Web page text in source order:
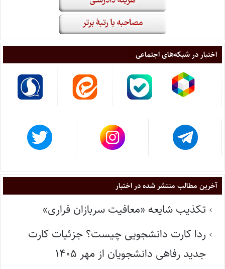
اختبار در شبکه‌های اجتماعی
آخرین مطالب منتشر شده در اختبار
تکذیب شایعه «معافیت سربازان فراری»
ردا کارت دانشجویی چیست؟ جزئیات کارت
جدید رفاهی دانشجویان از مهر ۱۴۰۵